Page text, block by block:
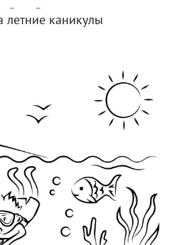
летние каникулы